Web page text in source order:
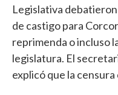
Legislativa
de castigo para
reprimenda o incluso
legislatura. El
explicó que la